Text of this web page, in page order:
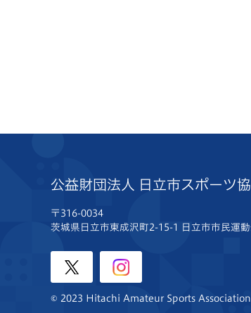
公益財団法人 日立市スポーツ
〒316-0034
茨城県日立市東成沢町2-15-1
日立市市民運
© 2023 Hitachi Amateur Sports